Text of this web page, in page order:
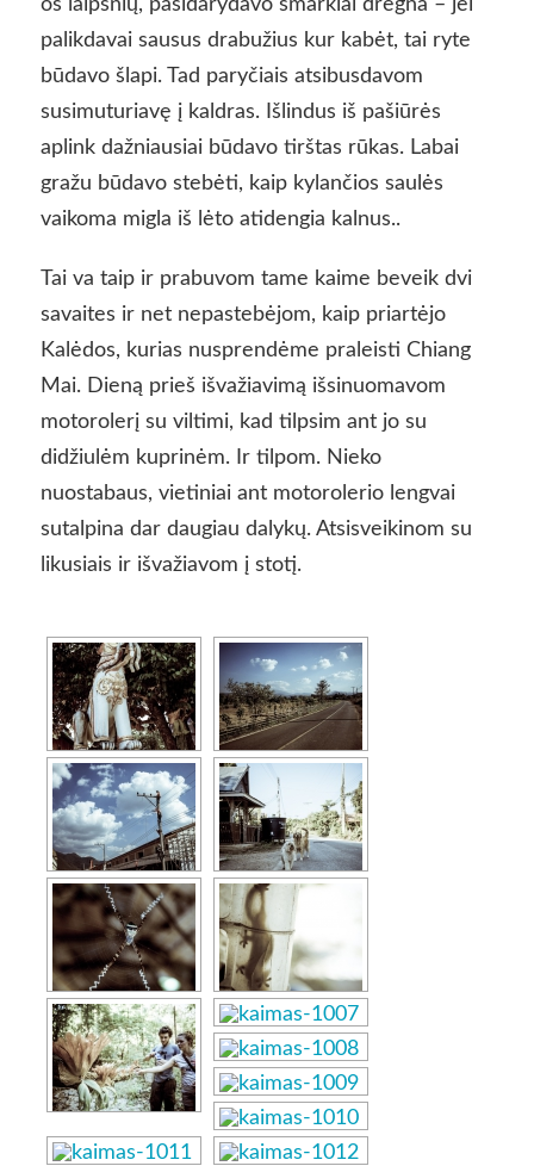
os laipsnių, pasidarydavo smarkiai drėgna – jei
palikdavai sausus drabužius kur kabėt, tai ryte
būdavo šlapi. Tad paryčiais atsibusdavom
susimuturiavę į kaldras. Išlindus iš pašiūrės
aplink dažniausiai būdavo tirštas rūkas. Labai
gražu būdavo stebėti, kaip kylančios saulės
vaikoma migla iš lėto atidengia kalnus..
Tai va taip ir prabuvom tame kaime beveik dvi
savaites ir net nepastebėjom, kaip priartėjo
Kalėdos, kurias nusprendėme praleisti Chiang
Mai. Dieną prieš išvažiavimą išsinuomavom
motorolerį su viltimi, kad tilpsim ant jo su
didžiulėm kuprinėm. Ir tilpom. Nieko
nuostabaus, vietiniai ant motorolerio lengvai
sutalpina dar daugiau dalykų. Atsisveikinom su
likusiais ir išvažiavom į stotį.